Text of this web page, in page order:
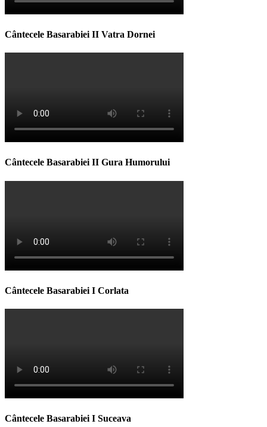
Cântecele Basarabiei II Vatra Dornei
Cântecele Basarabiei II Gura Humorului
Cântecele Basarabiei I Corlata
Cântecele Basarabiei I Suceava